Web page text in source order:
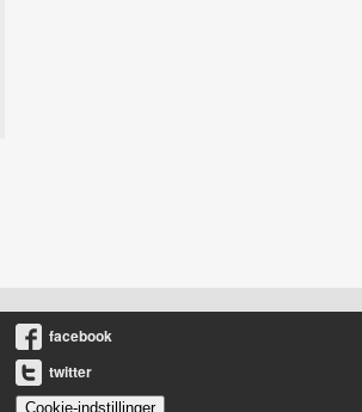
facebook
twitter
Cookie-indstillinger